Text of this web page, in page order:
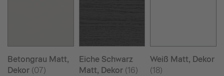
Betongrau Matt,
Dekor (07)
Eiche Schwarz
Matt, Dekor(16)
Weiß Matt, Dekor
(18)